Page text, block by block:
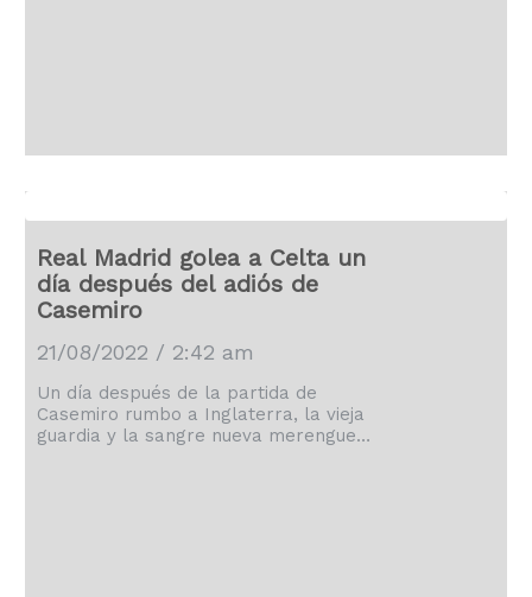
Real Madrid golea a Celta un
día después del adiós de
Casemiro
21/08/2022 / 2:42 am
Un día después de la partida de
Casemiro rumbo a Inglaterra, la vieja
guardia y la sangre nueva merengue